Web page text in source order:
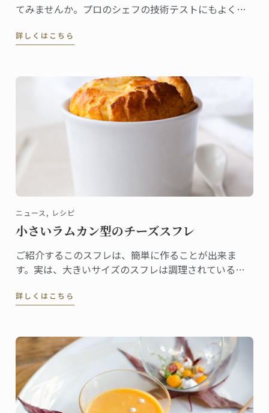
てみませんか。プロのシェフの技術テストにもよく使
のロールオムレツに挑戦できるようル・コルドン・ブ
なく、中は少し半熟です。
詳しくはこちら
ニュース, レシピ
小さいラムカン型のチーズスフレ
ご紹介するこのスフレは、簡単に作ることが出来ま
す。実は、大きいサイズのスフレは調理されているの
ですからラムカンを用意してお友達を感動させてみま
このレシピを作成しました。
詳しくはこちら